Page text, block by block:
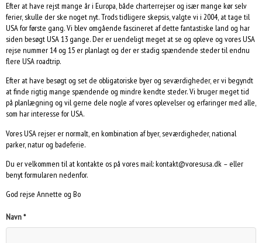
Efter at have rejst mange år i Europa, både charterrejser og især mange kør selv
ferier, skulle der ske noget nyt. Trods tidligere skepsis, valgte vi i 2004, at tage til
USA for første gang. Vi blev omgående fascineret af dette fantastiske land og har
siden besøgt USA 13 gange. Der er uendeligt meget at se og opleve og vores USA
rejse nummer 14 og 15 er planlagt og der er stadig spændende steder til endnu
flere USA roadtrip.
Efter at have besøgt og set de obligatoriske byer og seværdigheder, er vi begyndt
at finde rigtig mange spændende og mindre kendte steder. Vi bruger meget tid
på planlægning og vil gerne dele nogle af vores oplevelser og erfaringer med alle,
som har interesse for USA.
Vores USA rejser er normalt, en kombination af byer, seværdigheder, national
parker, natur og badeferie.
Du er velkommen til at kontakte os på vores mail: kontakt@voresusa.dk – eller
benyt formularen nedenfor.
God rejse Annette og Bo
Navn *